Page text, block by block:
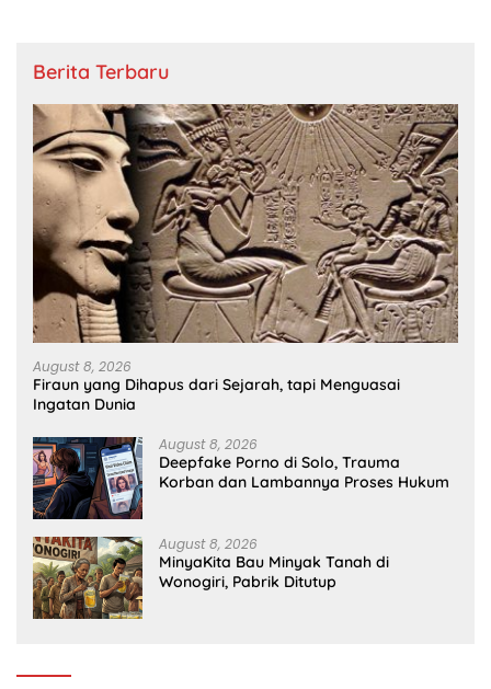
Berita Terbaru
August 8, 2026
Firaun yang Dihapus dari Sejarah, tapi Menguasai
Ingatan Dunia
August 8, 2026
Deepfake Porno di Solo, Trauma
Korban dan Lambannya Proses Hukum
August 8, 2026
MinyaKita Bau Minyak Tanah di
Wonogiri, Pabrik Ditutup